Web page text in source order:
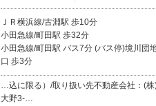
ＪＲ横浜線/古淵駅 歩10分
小田急線/町田駅 歩32分
小田急線/町田駅 バス7分 (バス停)境川団
口 歩3分
…込に限る）/取り扱い先不動産会社：(株
大野3-…